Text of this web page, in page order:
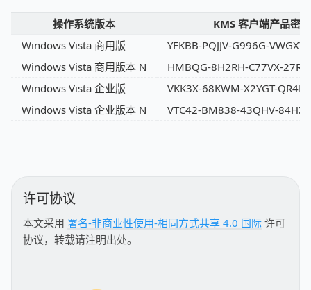
操作系统版本
KMS 客户端产品密钥
Windows Vista 商用版
YFKBB-PQJJV-G996G-
Windows Vista 商用版本 N
HMBQG-8H2RH-C77VX-
Windows Vista 企业版
VKK3X-68KWM-X2YGT-
Windows Vista 企业版本 N
VTC42-BM838-43QHV-
许可协议
本文采用 署名-非商业性使用-相同方式共享 4.0 国际 许可
协议，转载请注明出处。